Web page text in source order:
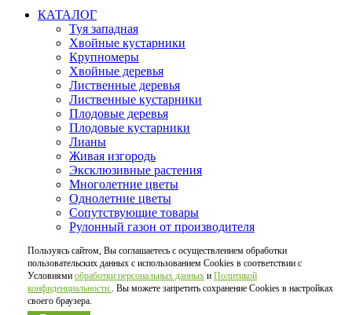
КАТАЛОГ
Туя западная
Хвойные кустарники
Крупномеры
Хвойные деревья
Лиственные деревья
Лиственные кустарники
Плодовые деревья
Плодовые кустарники
Лианы
Живая изгородь
Эксклюзивные растения
Многолетние цветы
Однолетние цветы
Сопутствующие товары
Рулонный газон от производителя
О НАС
ПАРТНЕРАМ / ОПТ
УСЛУГИ
Доставка
Новости
Пользуясь сайтом, Вы соглашаетесь с осуществлением обработки
пользовательских данных с использованием Cookies в соответствии с
Условиями обработки персональных данных и Политикой
конфиденциальности.. Вы можете запретить сохранение Cookies в настройках
своего браузера.